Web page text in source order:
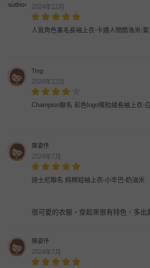
2024年12月
人氣角色裏毛長袖上衣-卡通人物酷洛米-紫
Ting
2024年12月
Champion聯名 彩色logo搖粒絨長袖上衣-白
陳姿伃
2024年7月
迪士尼聯名 純棉短袖上衣-小辛巴-奶油米
很可愛的衣服，穿起來很有特色，多出
陳姿伃
2024年7月